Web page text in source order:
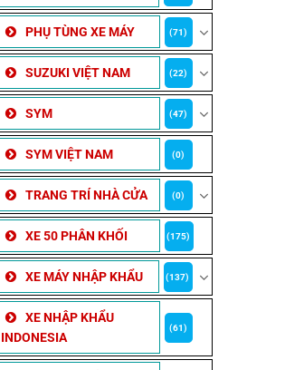
PHỤ TÙNG XE MÁY (71)
SUZUKI VIỆT NAM (22)
SYM (47)
SYM VIỆT NAM (0)
TRANG TRÍ NHÀ CỬA (0)
XE 50 PHÂN KHỐI (175)
XE MÁY NHẬP KHẨU (137)
XE NHẬP KHẨU
INDONESIA
(61)